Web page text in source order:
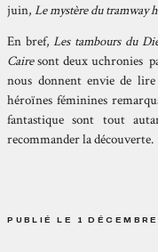
juin,Le mystère du tramway
En bref,Les tambours du
Cairesont deux uchronies
nous donnent envie de
héroïnes féminines
fantastique sont tout
recommander la découverte.
PUBLIÉ LE 1